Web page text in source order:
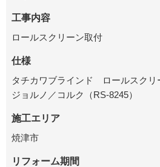
工事内容
ロールスクリーン取付
仕様
タチカワブラインド ロールスク
ジョルノ／コルク（RS-8245）
施工エリア
焼津市
リフォーム期間